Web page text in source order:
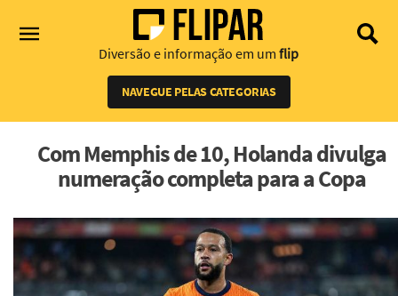
Diversão e informação em um flip
NAVEGUE PELAS CATEGORIAS
Com Memphis de 10, Holanda divulga
numeração completa para a Copa